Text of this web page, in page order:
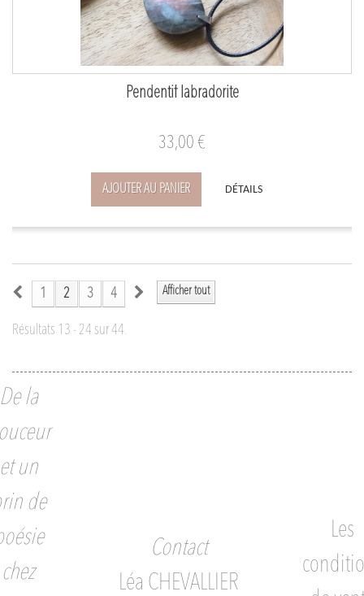
Pendentif labradorite
33,00 €
AJOUTER AU PANIER DÉTAILS
Afficher tout
1 2 3 4
Résultats 13 - 24 sur 44.
la
un
de
chez
Contact
Léa CHEVALLIER
Les